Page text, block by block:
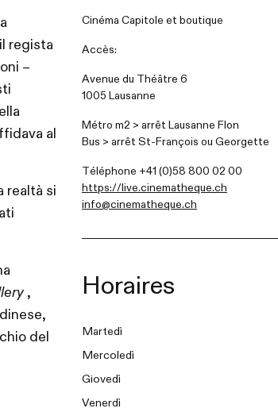
regista
–
al
realtà si
,
del
Cinéma Capitole et boutique
Accès:
Avenue du Théâtre 6
1005 Lausanne
Métro m2 > arrêt Lausanne Flon
Bus > arrêt St-François ou Georgette
Téléphone +41 (0)58 800 02 00
https://live.cinematheque.ch
info@cinematheque.ch
Horaires
Martedì
Mercoledì
Giovedì
Venerdì